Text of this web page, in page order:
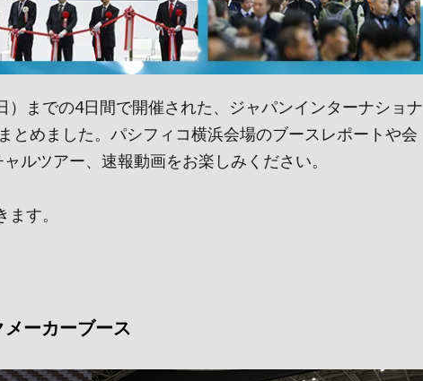
）までの4日間で開催された、ジャパンインターナショナ
とめました。パシフィコ横浜会場のブースレポートや会
ルツアー、速報動画をお楽しみください。
す。
ーカーブース